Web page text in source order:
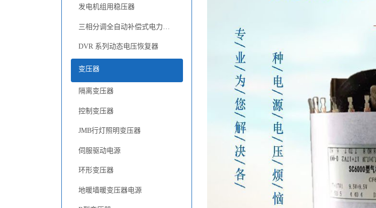
发电机组用稳压器
DVR 系列动态电压恢复器
变压器
隔离变压器
控制变压器
JMB行灯照明变压器
伺服驱动电源
环形变压器
地暖墙暖变压器电源